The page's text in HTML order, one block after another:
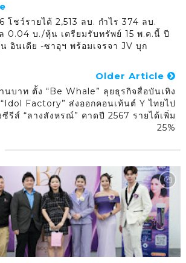
โชว์รายได้ 2,513 ลบ. กำไร 374 ลบ.
0.04 บ./หุ้น เตรียมรับทรัพย์ 15 พ.ค.นี้ ปี
อินเดีย -ซาอุฯ พร้อมเจรจา JV บุก
Older Article
นบาท ตั้ง “Be Whale” ลุยธุรกิจสื่อบันเทิง
Factory” ส่งออกคอนเท้นต์ Y ไทยไป
รีส์ “ลางสังหรณ์” คาดปี 2567 รายได้เพิ่ม
25%